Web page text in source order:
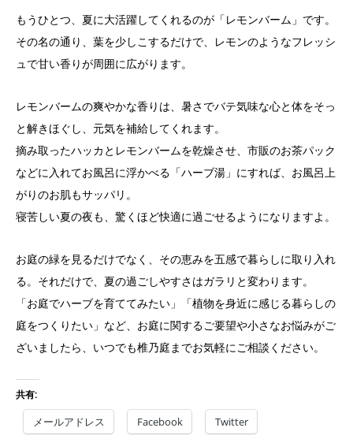
もうひとつ、夏に大活躍してくれるのが「レモンバーム」です。
その名の通り、葉を少しこするだけで、レモンのようなフレッシ
ュで甘い香りが周囲に広がります。
レモンバームの爽やかな香りは、暑さでバテ気味な心と体をそっ
と解きほぐし、元気を補給してくれます。
摘み取ったハッカとレモンバームを乾燥させ、市販のお茶パック
などに入れてお風呂に浮かべる「ハーブ湯」にすれば、お風呂上
がりのお肌もサッパリ。
寝苦しい夏の夜も、驚くほど快適に過ごせるようになりますよ。
お庭の緑を見るだけでなく、その恵みを五感で暮らしに取り入れ
る。それだけで、夏の過ごしやすさはガラリと変わります。
「お庭でハーブを育ててみたい」「植物を身近に感じる暮らしの
庭をつくりたい」など、お庭に関するご要望や小さなお悩みがご
ざいましたら、いつでも椎乃庭までお気軽にご相談ください。
共有:
メールアドレス Facebook Twitter